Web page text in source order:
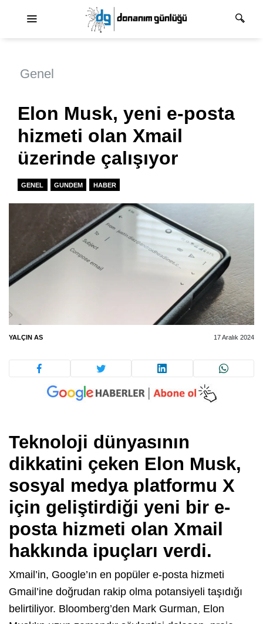
Genel
Elon Musk, yeni e-posta
hizmeti olan Xmail
üzerinde çalışıyor
GENEL GUNDEM HABER
YALÇIN AS 17 Aralık 2024
Teknoloji dünyasının
dikkatini çeken Elon Musk,
sosyal medya platformu X
için geliştirdiği yeni bir e-
posta hizmeti olan Xmail
hakkında ipuçları verdi.
Xmail’in, Google’ın en popüler e-posta hizmeti
Gmail’ine doğrudan rakip olma potansiyeli taşıdığı
belirtiliyor. Bloomberg’den Mark Gurman, Elon